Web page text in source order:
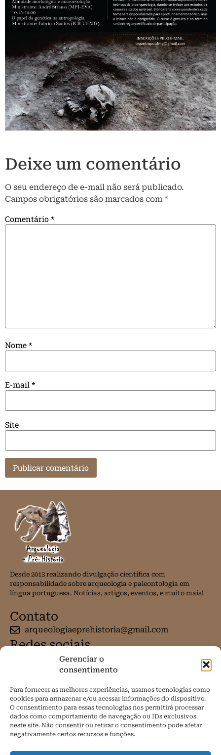
Gerenciar o
consentimento
Para fornecer as melhores experiências, usamos tecnologias como
cookies para armazenar e/ou acessar informações do dispositivo.
O consentimento para essas tecnologias nos permitirá processar
dados como comportamento de navegação ou IDs exclusivos
neste site. Não consentir ou retirar o consentimento pode afetar
negativamente certos recursos e funções.
Deixe um comentário
O seu endereço de e-mail não será publicado.
Campos obrigatórios são marcados com *
Comentário*
Nome*
E-mail*
Site
Desde 2013 realizando divulgação científica com
responsabilidade sobre arqueologia e paleontologia em
língua portuguesa. Notícias, artigos, eventos, e muito mais!
Contato
arqueologiaeprehistoria@gmail.com
Redes sociais